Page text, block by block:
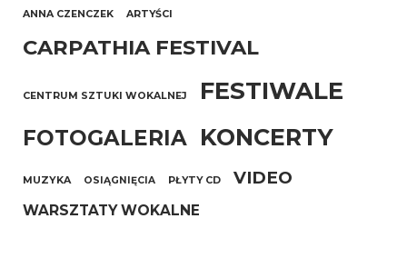
ANNA CZENCZEK ARTYŚCI
CARPATHIA FESTIVAL
CENTRUM SZTUKI WOKALNEJ FESTIWALE
FOTOGALERIA KONCERTY
MUZYKA OSIĄGNIĘCIA PŁYTY CD VIDEO
WARSZTATY WOKALNE